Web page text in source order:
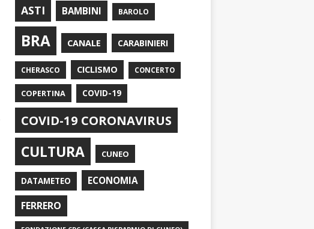
ASTI
BAMBINI BAROLO
BRA CANALE CARABINIERI
CHERASCO CICLISMO CONCERTO
COPERTINA COVID-19
COVID-19 CORONAVIRUS
CULTURA CUNEO
DATAMETEO ECONOMIA
FERRERO